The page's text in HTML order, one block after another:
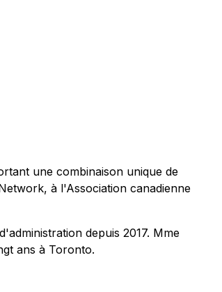
une combinaison unique de
à l'Association canadienne
depuis 2017. Mme
ans à Toronto.